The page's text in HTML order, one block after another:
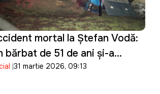
mortal la Ștefan Vodă:
bărbat de 51 de ani și-a
viața după ce a pierdut
31 martie 2026, 09:13